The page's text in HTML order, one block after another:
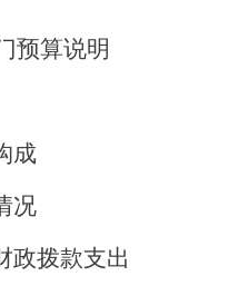
预算说明
成
况
政拨款支出